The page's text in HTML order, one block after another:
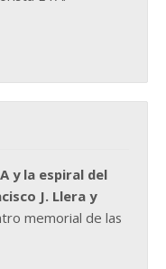
y la espiral del
J. Llera y
memorial de las